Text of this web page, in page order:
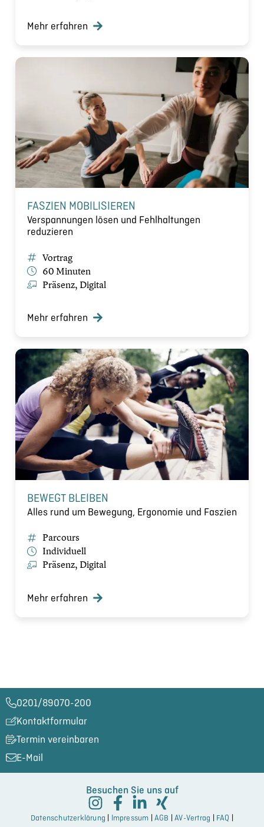
Mehr erfahren
FASZIEN MOBILISIEREN
Verspannungen lösen und Fehlhaltungen
reduzieren
Vortrag
60 Minuten
Präsenz, Digital
Mehr erfahren
BEWEGT BLEIBEN
Alles rund um Bewegung, Ergonomie und Faszien
Parcours
Individuell
Präsenz, Digital
Mehr erfahren
0201/89070-200​
Kontaktformular
Termin vereinbaren
E-Mail
Besuchen Sie uns auf
Datenschutzerklärung | Impressum |AGB |AV-Vertrag | FAQ |